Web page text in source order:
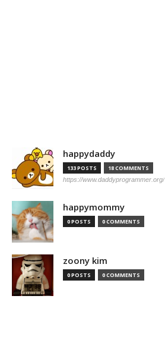
happydaddy
133 POSTS 18 COMMENTS
https://www.daddyprogrammer.org/
happymommy
0 POSTS 0 COMMENTS
zoony kim
0 POSTS 0 COMMENTS